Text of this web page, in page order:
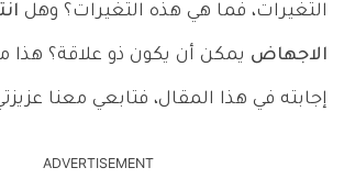
التغيرات، فما هي هذه التغيرات؟ وهل
الاجهاض يمكن أن يكون ذو علاقة؟
إجابته في هذا المقال، فتابعي معنا
ADVERTISEMENT